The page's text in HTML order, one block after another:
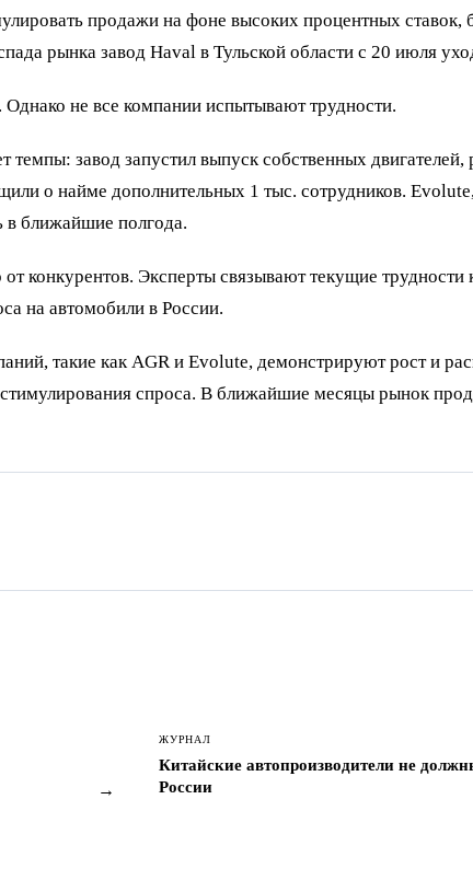
продажи на фоне высоких процентных
рынка завод Haval в Тульской области с 20 июля
не все компании испытывают трудности.
завод запустил выпуск собственных двигателей,
о найме дополнительных 1 тыс. сотрудников.
в ближайшие полгода.
конкурентов. Эксперты связывают текущие
на автомобили в России.
такие как AGR и Evolute, демонстрируют рост и
спроса. В ближайшие месяцы рынок
→
ЖУРНАЛ
Китайские автопроизводители не
России